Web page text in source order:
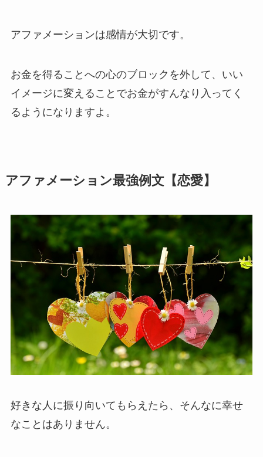
アファメーションは感情が大切です。
お金を得ることへの心のブロックを外して、いい
イメージに変えることでお金がすんなり入ってく
るようになりますよ。
アファメーション最強例文【恋愛】
好きな人に振り向いてもらえたら、そんなに幸せ
なことはありません。